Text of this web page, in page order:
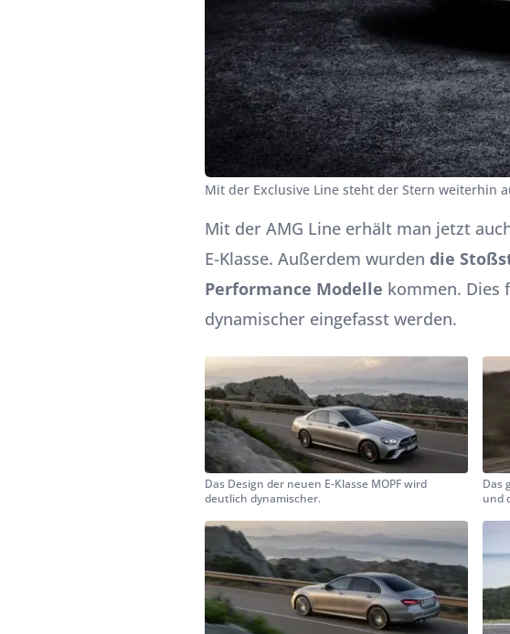
Mit der Exclusive Line steht der Stern weiterhin
Mit der AMG Line erhält man jetzt
E-Klasse. Außerdem wurden die
Performance Modelle kommen. Dies
dynamischer eingefasst werden.
Das Design der neuen E-Klasse MOPF wird
deutlich dynamischer.
Das
und